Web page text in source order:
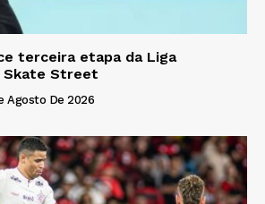
terceira etapa da Liga
Skate Street
Agosto De 2026